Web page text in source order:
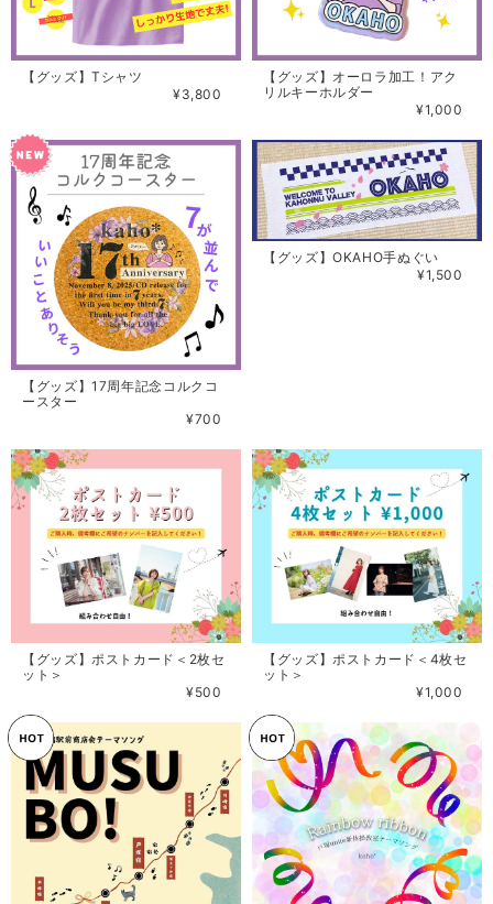
【グッズ】Tシャツ
¥3,800
【グッズ】オーロラ加工！アク
リルキーホルダー
¥1,000
【グッズ】17周年記念コルクコ
ースター
¥700
【グッズ】OKAHO手ぬぐい
¥1,500
【グッズ】ポストカード＜2枚セ
ット＞
¥500
【グッズ】ポストカード＜4枚セ
ット＞
¥1,000